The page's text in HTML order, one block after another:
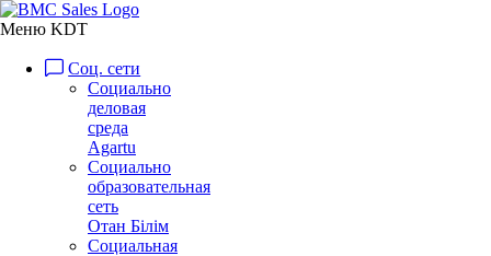
Меню KDT
Соц. сети
Социально
деловая
среда
Agartu
Социально
образовательная
сеть
Отан Бiлiм
Социальная